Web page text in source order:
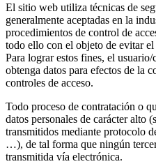
El sitio web utiliza técnicas de
generalmente aceptadas en la
procedimientos de control de
todo ello con el objeto de evitar
Para lograr estos fines, el
obtenga datos para efectos de la
controles de acceso.
Todo proceso de contratación o
datos personales de carácter
transmitidos mediante protocolo
…), de tal forma que ningún
transmitida vía electrónica.